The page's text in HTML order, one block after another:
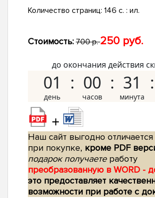
Количество страниц: 146 с. : ил.
Стоимость: 700 р.250 руб.
до окончания действия
01 00 31
+
Наш сайт выгодно отличается
при покупке, кроме PDF
подарок получаетеработу
преобразованную в WORD -
это предоставляет
возможности при работе с